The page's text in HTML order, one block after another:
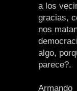
a los
gracias,
nos
algo,
parece?.
Armando